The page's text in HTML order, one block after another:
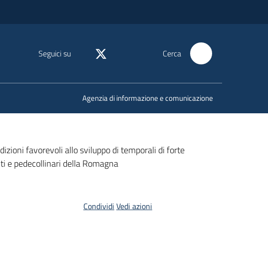
Seguici su Cerca
Agenzia di informazione e comunicazione
favorevoli allo sviluppo di temporali di forte
e pedecollinari della Romagna
Condividi Vedi azioni